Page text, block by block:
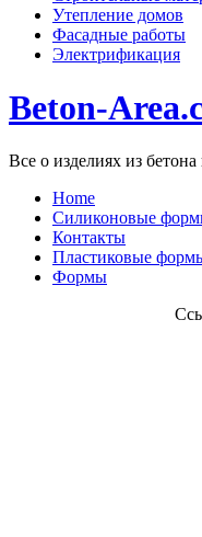
Утепление домов
Фасадные работы
Электрификация
Beton-
Все о изделиях из бетона
Home
Cиликоновые
Контакты
Пластиковые
Формы